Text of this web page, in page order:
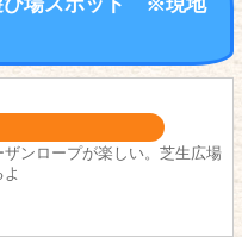
ザンロープが楽しい。芝生広場